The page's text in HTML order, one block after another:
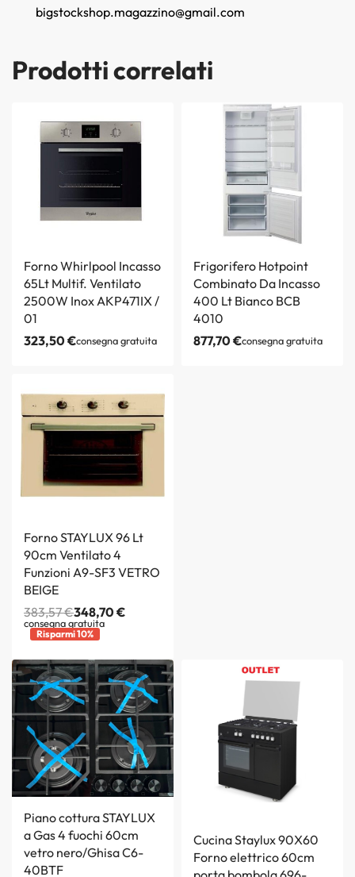
bigstockshop.magazzino@gmail.com
Prodotti correlati
Forno Whirlpool Incasso
65Lt Multif. Ventilato
2500W Inox AKP471IX /
01
323,50€consegna gratuita
Frigorifero Hotpoint
Combinato Da Incasso
400 Lt Bianco BCB
4010
877,70€consegna gratuita
Forno STAYLUX 96 Lt
90cm Ventilato 4
Funzioni A9-SF3 VETRO
BEIGE
383,57€348,70€
consegna gratuita
Risparmi 10%
Piano cottura STAYLUX
a Gas 4 fuochi 60cm
vetro nero/Ghisa C6-
40BTF
Cucina Staylux 90X60
Forno elettrico 60cm